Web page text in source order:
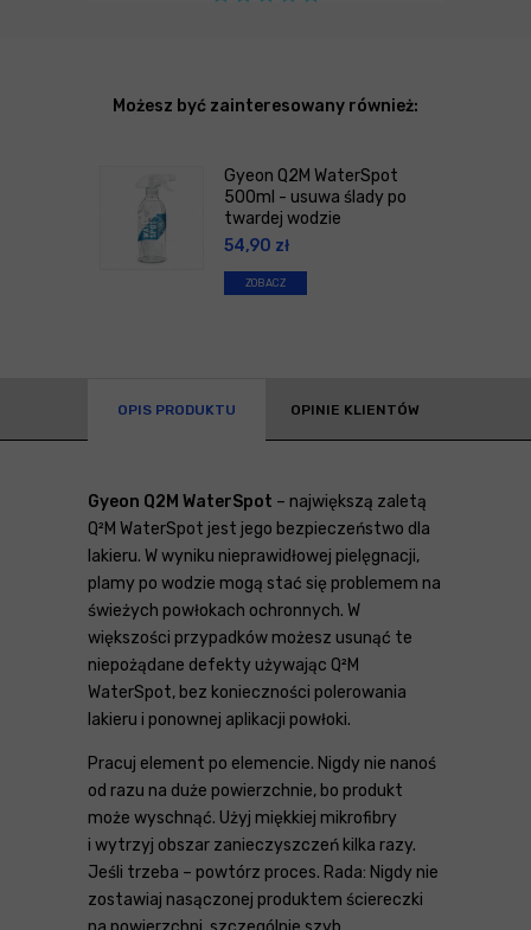
Możesz być zainteresowany również:
Gyeon Q2M WaterSpot
500ml - usuwa ślady po
twardej wodzie
54,90 zł
ZOBACZ
OPIS PRODUKTU OPINIE KLIENTÓW
Gyeon Q2M WaterSpot – największą zaletą
Q²M WaterSpot jest jego bezpieczeństwo dla
lakieru. W wyniku nieprawidłowej pielęgnacji,
plamy po wodzie mogą stać się problemem na
świeżych powłokach ochronnych. W
większości przypadków możesz usunąć te
niepożądane defekty używając Q²M
WaterSpot, bez konieczności polerowania
lakieru i ponownej aplikacji powłoki.
Pracuj element po elemencie. Nigdy nie nanoś
od razu na duże powierzchnie, bo produkt
może wyschnąć. Użyj miękkiej mikrofibry
i wytrzyj obszar zanieczyszczeń kilka razy.
Jeśli trzeba – powtórz proces. Rada: Nigdy nie
zostawiaj nasączonej produktem ściereczki